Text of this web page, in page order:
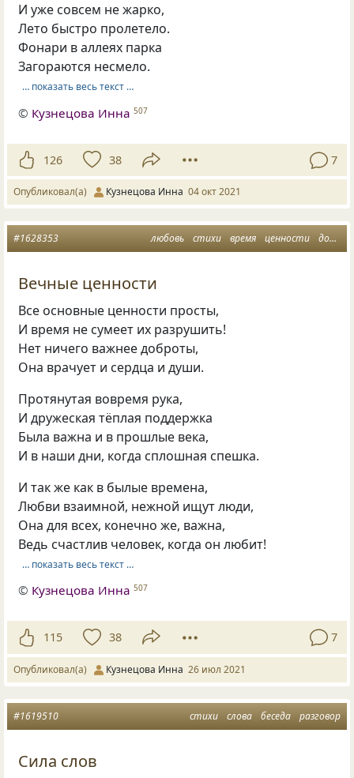
И уже совсем не жарко,
Лето быстро пролетело.
Фонари в аллеях парка
Загораются несмело.
… показать весь текст …
© Кузнецова Инна 507
126 38 7
Опубликовал(а) Кузнецова Инна 04 окт 2021
любовь стихи время ценности доброта
#1628353
Вечные ценности
Все основные ценности просты,
И время не сумеет их разрушить!
Нет ничего важнее доброты,
Она врачует и сердца и души.
Протянутая вовремя рука,
И дружеская тёплая поддержка
Была важна и в прошлые века,
И в наши дни, когда сплошная спешка.
И так же как в былые времена,
Любви взаимной, нежной ищут люди,
Она для всех, конечно же, важна,
Ведь счастлив человек, когда он любит!
… показать весь текст …
© Кузнецова Инна 507
115 38 7
Опубликовал(а) Кузнецова Инна 26 июл 2021
стихи слова беседа разговор
#1619510
Сила слов